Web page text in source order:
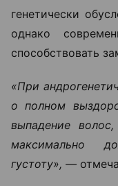
генетически
однако
способствовать
«При
о полном
выпадение
максимально
густоту», —